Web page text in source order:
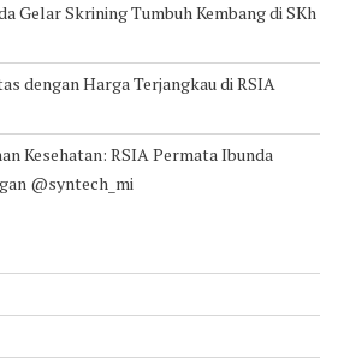
Gelar Skrining Tumbuh Kembang di SKh
dengan Harga Terjangkau di RSIA
Kesehatan: RSIA Permata Ibunda
@syntech_mi